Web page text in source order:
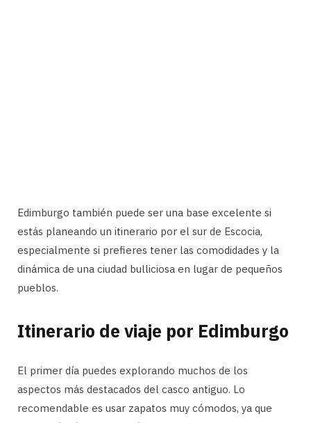
Edimburgo también puede ser una base excelente si
estás planeando un itinerario por el sur de Escocia,
especialmente si prefieres tener las comodidades y la
dinámica de una ciudad bulliciosa en lugar de pequeños
pueblos.
Itinerario de viaje por Edimburgo
El primer día puedes explorando muchos de los
aspectos más destacados del casco antiguo. Lo
recomendable es usar zapatos muy cómodos, ya que